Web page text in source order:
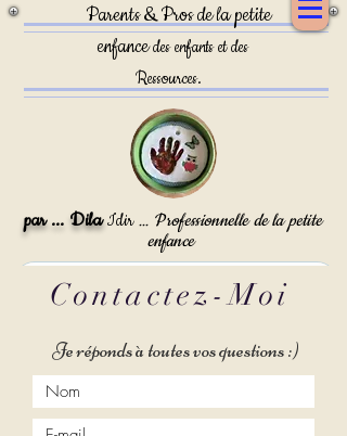
Parents & Pros de la petite
enfancedes enfants et des
Ressources.
par ... DilaIdir ... Professionnellede la petite
enfance
Contactez-Moi
Je réponds à toutes vos questions :)